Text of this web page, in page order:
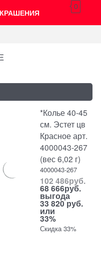
0
*Колье 40-45
см. Эстет цв
Красное арт.
4000043-267
(вес 6,02 г)
4000043-267
102 486руб.
68 666руб.
выгода
33 820 руб.
или
33%
Скидка 33%